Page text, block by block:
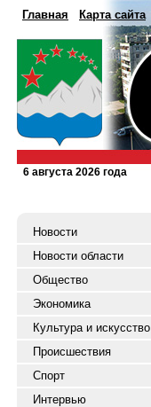
Главная Карта сайта
6 августа 2026 года
Новости
Новости области
Общество
Экономика
Культура и искусство
Происшествия
Спорт
Интервью